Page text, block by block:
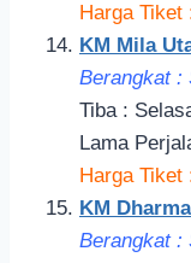
Harga Tiket
KM Mila
Berangkat :
Tiba :
Lama
Harga Tiket
KM
Berangkat :